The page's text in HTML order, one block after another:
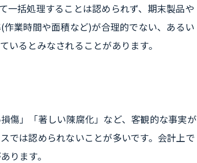
一括処理することは認められず、期末製品や
業時間や面積など)が合理的でない、あるい
いるとみなされることがあります。
傷」「著しい陳腐化」など、客観的な事実が
では認められないことが多いです。会計上で
ります。